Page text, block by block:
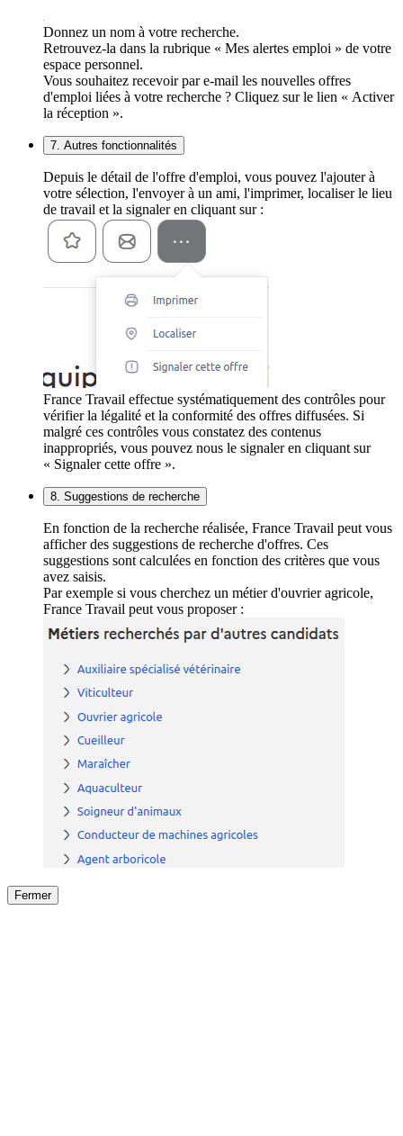
Donnez un nom à votre recherche.
Retrouvez-la dans la rubrique « Mes alertes emploi » de votre
espace personnel.
Vous souhaitez recevoir par e-mail les nouvelles offres
d'emploi liées à votre recherche ? Cliquez sur le lien « Activer
la réception ».
7. Autres fonctionnalités
Depuis le détail de l'offre d'emploi, vous pouvez l'ajouter à
votre sélection, l'envoyer à un ami, l'imprimer, localiser le lieu
de travail et la signaler en cliquant sur :
France Travail effectue systématiquement des contrôles pour
vérifier la légalité et la conformité des offres diffusées. Si
malgré ces contrôles vous constatez des contenus
inappropriés, vous pouvez nous le signaler en cliquant sur
« Signaler cette offre ».
8. Suggestions de recherche
En fonction de la recherche réalisée, France Travail peut vous
afficher des suggestions de recherche d'offres. Ces
suggestions sont calculées en fonction des critères que vous
avez saisis.
Par exemple si vous cherchez un métier d'ouvrier agricole,
France Travail peut vous proposer :
Fermer